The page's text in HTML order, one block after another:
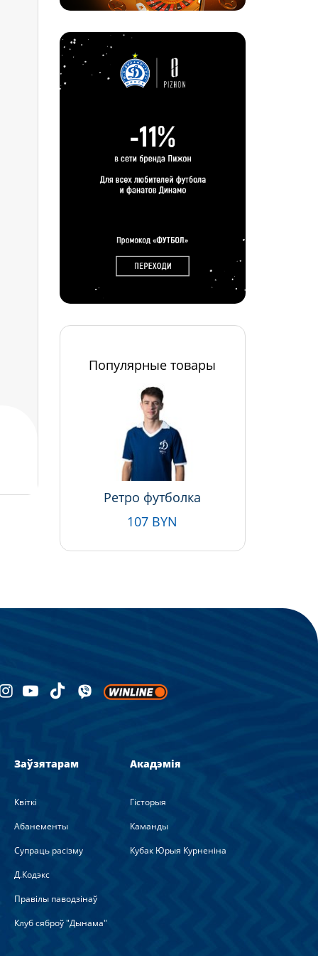
Популярные товары
Ретро футболка
107 BYN
Заўзятарам
Квіткі
Абанементы
Супраць расізму
Д.Кодэкс
Правілы паводзінаў
Клуб сяброў "Дынама"
Акадэмія
Гісторыя
Каманды
Кубак Юрыя Курненіна